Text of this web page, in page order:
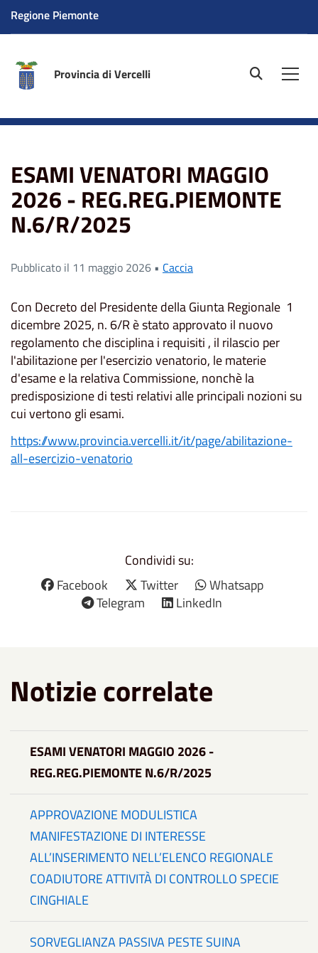
Regione Piemonte
Provincia di Vercelli site.searc
REG.REG.PIEMONTE N.6/R/2025
ESAMI VENATORI MAGGIO
2026 - REG.REG.PIEMONTE
N.6/R/2025
Pubblicato il 11 maggio 2026 • Caccia
Con Decreto del Presidente della Giunta Regionale 1
dicembre 2025, n. 6/R è stato approvato il nuovo
regolamento che disciplina i requisiti , il rilascio per
l'abilitazione per l'esercizio venatorio, le materie
d'esame e la relativa Commissione, nonchè la
predisposizione di testi relativi alle principali nozioni su
cui vertono gli esami.
https://www.provincia.vercelli.it/it/page/abilitazione-
all-esercizio-venatorio
Condividi su:
Facebook
Twitter
Whatsapp
Telegram
LinkedIn
Notizie correlate
ESAMI VENATORI MAGGIO 2026 -
REG.REG.PIEMONTE N.6/R/2025
APPROVAZIONE MODULISTICA
MANIFESTAZIONE DI INTERESSE
ALL’INSERIMENTO NELL’ELENCO REGIONALE
COADIUTORE ATTIVITÀ DI CONTROLLO SPECIE
CINGHIALE
SORVEGLIANZA PASSIVA PESTE SUINA